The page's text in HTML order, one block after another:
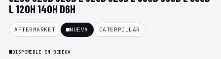
L 120H 140H D6H
AFTERMARKET NUEVA CATERPILLAR
DISPONIBLE EN BODEGA